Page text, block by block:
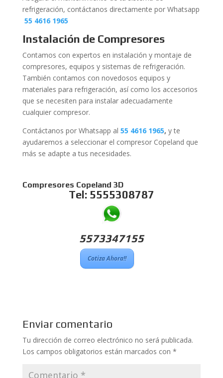
refrigeración, contáctanos directamente por Whatsapp
55 4616 1965
Instalación de Compresores
Contamos con expertos en instalación y montaje de
compresores, equipos y sistemas de refrigeración.
También contamos con novedosos equipos y
materiales para refrigeración, así como los accesorios
que se necesiten para instalar adecuadamente
cualquier compresor.
Contáctanos por Whatsapp al 55 4616 1965, y te
ayudaremos a seleccionar el compresor Copeland que
más se adapte a tus necesidades.
Compresores Copeland 3D
Tel: 5555308787
5573347155
Cotiza Ahora!!
Enviar comentario
Tu dirección de correo electrónico no será publicada.
Los campos obligatorios están marcados con *